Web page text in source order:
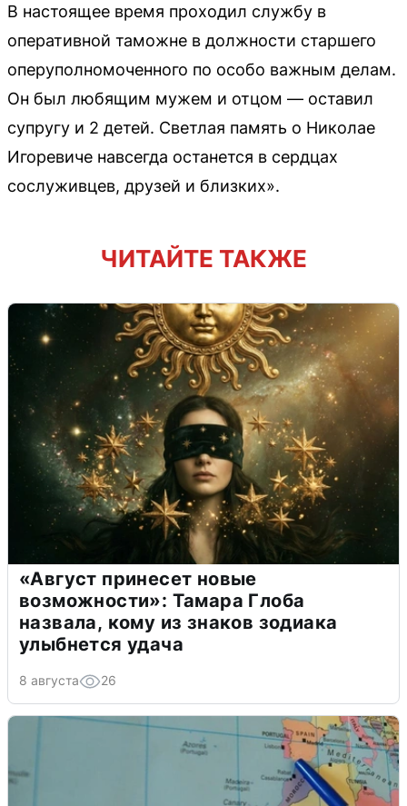
В настоящее время проходил службу в
оперативной таможне в должности старшего
оперуполномоченного по особо важным делам.
Он был любящим мужем и отцом — оставил
супругу и 2 детей. Светлая память о Николае
Игоревиче навсегда останется в сердцах
сослуживцев, друзей и близких».
ЧИТАЙТЕ ТАКЖЕ
«Август принесет новые
возможности»: Тамара Глоба
назвала, кому из знаков зодиака
улыбнется удача
8 августа 26